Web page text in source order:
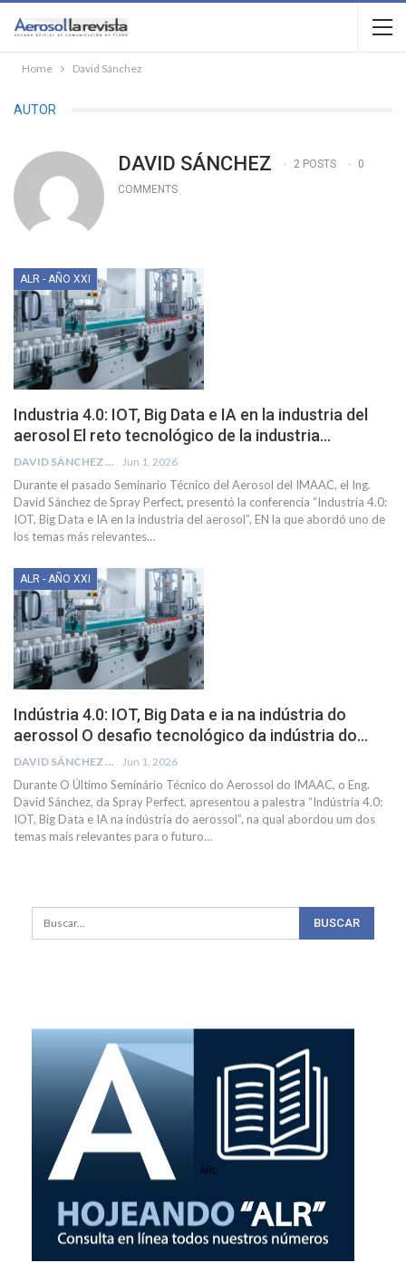
Home David Sánchez
AUTOR
DAVID SÁNCHEZ 2 POSTS
0
COMMENTS
ALR - AÑO XXI
Industria 4.0: IOT, Big Data e IA en la industria del
aerosol El reto tecnológico de la industria…
DAVID SÁNCHEZ Jun 1, 2026
Durante el pasado Seminario Técnico del Aerosol del IMAAC, el Ing.
David Sánchez de Spray Perfect, presentó la conferencia “Industria 4.0:
IOT, Big Data e IA en la industria del aerosol”, EN la que abordó uno de
los temas más relevantes…
ALR - AÑO XXI
Indústria 4.0: IOT, Big Data e ia na indústria do
aerossol O desafio tecnológico da indústria do…
DAVID SÁNCHEZ Jun 1, 2026
Durante O Último Seminário Técnico do Aerossol do IMAAC, o Eng.
David Sánchez, da Spray Perfect, apresentou a palestra “Indústria 4.0:
IOT, Big Data e IA na indústria do aerossol”, na qual abordou um dos
temas mais relevantes para o futuro…